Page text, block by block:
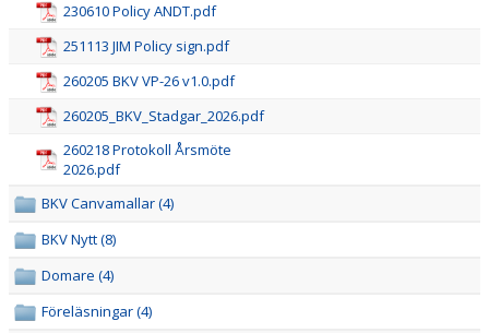
DOKUMENT
AVGIFTER BKV NORRTÄLJE
BOKA LOKAL/KONFERENS
WEBBSHOPEN
VISSELBLÅSARFUNKTION
STOLTA SPONSORER
230610 Policy ANDT.pdf
251113 JIM Policy sign.pdf
260205 BKV VP-26 v1.0.pdf
260205_BKV_Stadgar_2026.pdf
260218 Protokoll Årsmöte
2026.pdf
BKV Canvamallar (4)
BKV Nytt (8)
Domare (4)
Föreläsningar (4)